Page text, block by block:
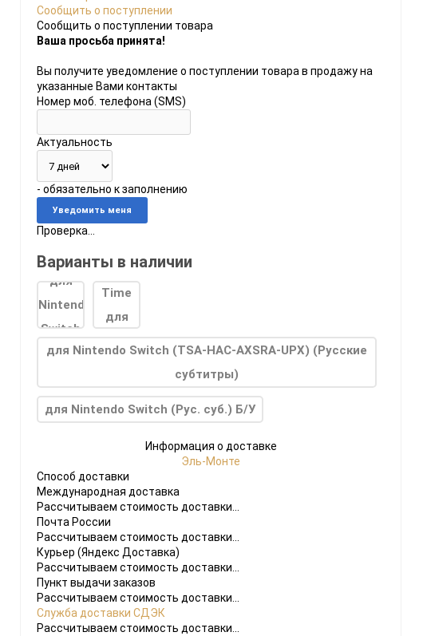
Nintendo
Switch[23]
Switch 2[1] Игры
Сообщить о поступлении
Сообщить о поступлении товара
Ваша просьба принята!
Вы получите уведомление о поступлении товара в продажу на
указанные Вами контакты
Номер моб. телефона (SMS)
Актуальность
- обязательно к заполнению
Проверка...
Варианты в наличии
для Nintendo Switch (TSA-HAC-AXSRA-UPX) (Русские
субтитры)
для Nintendo Switch (Рус. суб.) Б/У
Информация о доставке
Эль-Монте
Способ доставки
Международная доставка
Рассчитываем стоимость доставки...
Почта России
Рассчитываем стоимость доставки...
Курьер (Яндекс Доставка)
Рассчитываем стоимость доставки...
Пункт выдачи заказов
Рассчитываем стоимость доставки...
Служба доставки СДЭК
Рассчитываем стоимость доставки...